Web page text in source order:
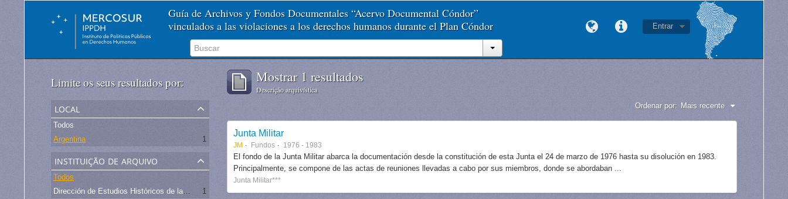
Guía de Archivos y Fondos Documentales “Acervo Documental Cóndor”
vinculados a las violaciones a los derechos humanos durante el Plan Cóndor
Entrar
Limite os seus resultados por:
local
Todos
Argentina
1
instituição de arquivo
Todos
Dirección de Estudios Históricos de la Fuerza Aérea
1
Mostrar 1 resultados
Descrição arquivística
Ordenar por: Mais recente
Junta Militar
JM Fundos 1976 - 1983
El fondo de la Junta Militar abarca la documentación desde la constitución de esta Junta el 24 de marzo de 1976 hasta su disolución en 1983.
Principalmente, se compone de las actas de reuniones llevadas a cabo por sus miembros, donde se abordaban ...
Junta Militar***